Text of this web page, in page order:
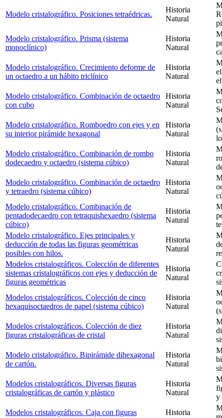
Modelo cristalográfico. Posiciones tetraédricas.
Historia
Natural
Modelo cristalográfico. Prisma (sistema
monoclínico)
Historia
Natural
Modelo cristalográfico. Crecimiento deforme de
un octaedro a un hábito triclínico
Historia
Natural
Modelo cristalográfico. Combinación de octaedro
con cubo
Historia
Natural
Modelo cristalográfico. Romboedro con ejes y en
su interior pirámide hexagonal
Historia
Natural
Modelo cristalográfico. Combinación de rombo
dodecaedro y octaedro (sistema cúbico)
Historia
Natural
Modelo cristalográfico. Combinación de octaedro
y tetraedro (sistema cúbico)
Historia
Natural
Modelo cristalográfico. Combinación de
pentadodecaedro con tetraquishexaedro (sistema
cúbico)
Historia
Natural
Modelo cristalográfico. Ejes principales y
deducción de todas las figuras geométricas
posibles con hilos.
Historia
Natural
Modelos cristalográficos. Colección de diferentes
sistemas cristalográficos con ejes y deducción de
figuras geométricas
Historia
Natural
Modelos cristalográficos. Colección de cinco
hexaquisoctaedros de papel (sistema cúbico)
Historia
Natural
Modelos cristalográficos. Colección de diez
figuras cristalográficas de cristal
Historia
Natural
Modelo cristalográfico. Bipirámide dihexagonal
de cartón.
Historia
Natural
Modelos cristalográficos. Diversas figuras
cristalográficas de cartón y plástico
Historia
Natural
y
Modelos cristalográficos. Caja con figuras
Historia